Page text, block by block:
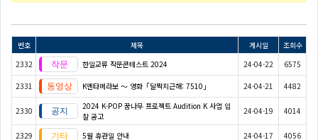
번호 제목 게시일
조회수
2332
한일교류 작문콘테스트 2024 24-04-22 6575
2331 K엔타메라보 ～ 영화「달짝지근해: 7510」 24-04-21 4482
2330
2024 K-POP 꿈나무 프로젝트 Audition K 사업 입
찰 공고
24-04-19 4014
2329 5월 휴관일 안내 24-04-17 4056